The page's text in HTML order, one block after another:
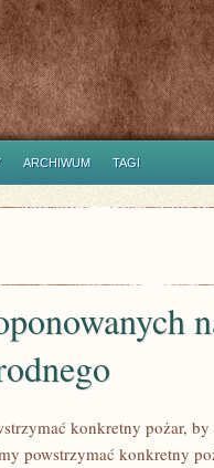
ARCHIWUM TAGI
konkretny pożar, by
powstrzymać konkretny